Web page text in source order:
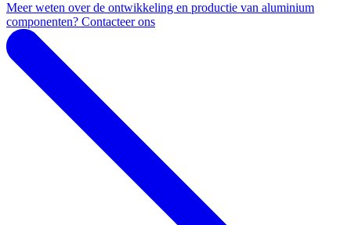
Meer weten over de ontwikkeling en productie van aluminium
componenten? Contacteer ons